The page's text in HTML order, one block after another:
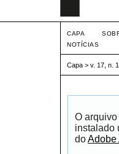
CAPA
NOTÍCIAS
Capa > v. 17, n.
O
instalado
doAdobe